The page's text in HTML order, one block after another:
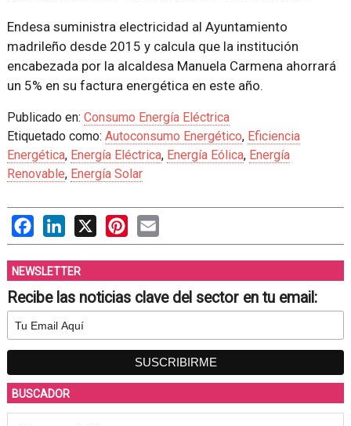
Endesa suministra electricidad al Ayuntamiento
madrileño desde 2015 y calcula que la institución
encabezada por la alcaldesa Manuela Carmena ahorrará
un 5% en su factura energética en este año.
Publicado en: Consumo Energía Eléctrica
Etiquetado como: Autoconsumo Energético, Eficiencia
Energética, Energía Eléctrica, Energía Eólica, Energía
Renovable, Energía Solar
FacebookLinkedIn Pinterest
NEWSLETTER
Recibe las noticias clave del sector en tu email:
BUSCADOR